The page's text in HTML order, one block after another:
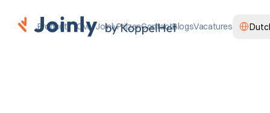
Product Over JoinlyPrijzenContactBlogsVacatures